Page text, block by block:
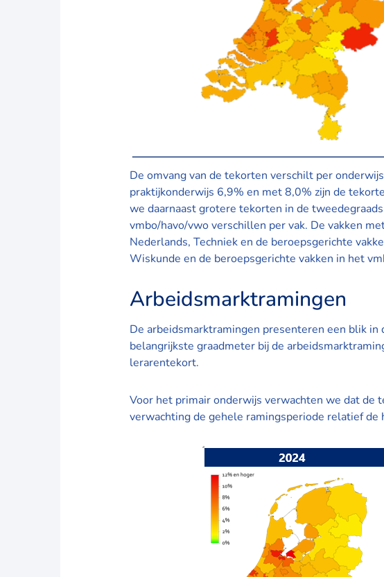
De omvang van de tekorten verschilt per
praktijkonderwijs 6,9% en met 8,0% zijn de
we daarnaast grotere tekorten in de
vmbo/havo/vwo verschillen per vak. De vakken
Nederlands, Techniek en de beroepsgerichte
Wiskunde en de beroepsgerichte vakken in het
Arbeidsmarktramingen
De arbeidsmarktramingen presenteren een blik
belangrijkste graadmeter bij de
lerarentekort.
Voor het primair onderwijs verwachten we dat de
verwachting de gehele ramingsperiode relatief de